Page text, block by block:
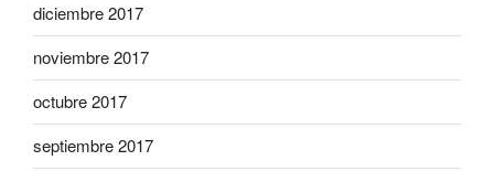
diciembre 2017
noviembre 2017
octubre 2017
septiembre 2017